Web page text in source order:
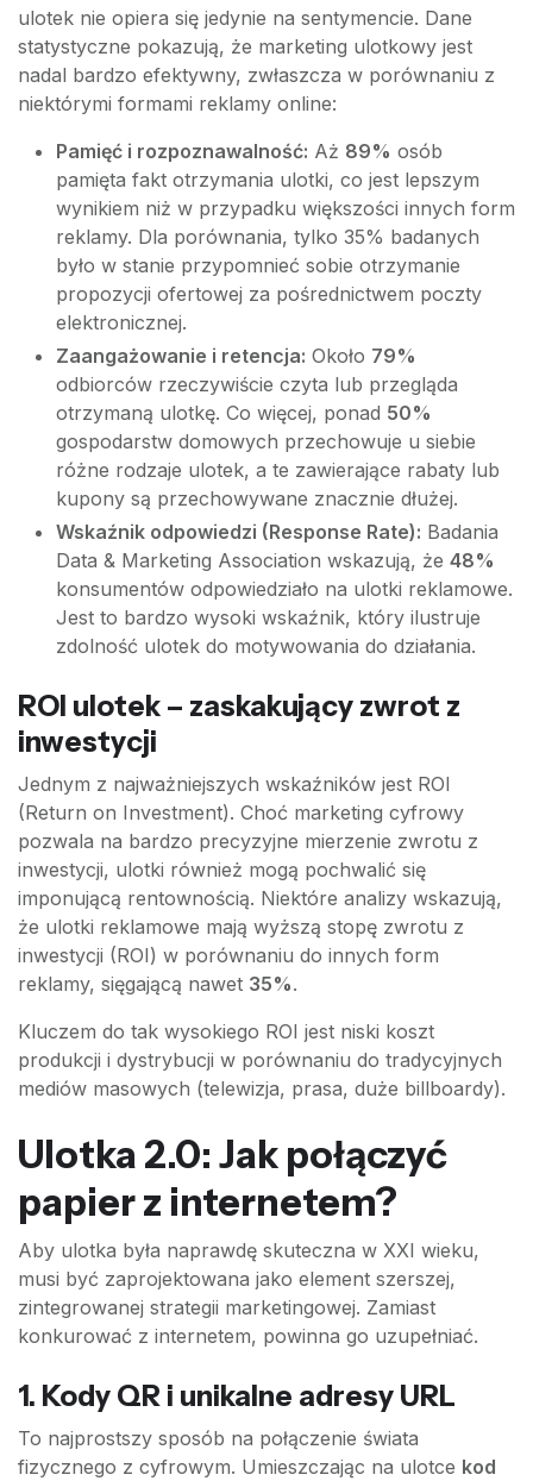
ulotek nie opiera się jedynie na sentymencie. Dane
statystyczne pokazują, że marketing ulotkowy jest
nadal bardzo efektywny, zwłaszcza w porównaniu z
niektórymi formami reklamy online:
Pamięć i rozpoznawalność: Aż 89% osób
pamięta fakt otrzymania ulotki, co jest lepszym
wynikiem niż w przypadku większości innych form
reklamy. Dla porównania, tylko 35% badanych
było w stanie przypomnieć sobie otrzymanie
propozycji ofertowej za pośrednictwem poczty
elektronicznej.
Zaangażowanie i retencja: Około 79%
odbiorców rzeczywiście czyta lub przegląda
otrzymaną ulotkę. Co więcej, ponad 50%
gospodarstw domowych przechowuje u siebie
różne rodzaje ulotek, a te zawierające rabaty lub
kupony są przechowywane znacznie dłużej.
Wskaźnik odpowiedzi (Response Rate): Badania
Data & Marketing Association wskazują, że 48%
konsumentów odpowiedziało na ulotki reklamowe.
Jest to bardzo wysoki wskaźnik, który ilustruje
zdolność ulotek do motywowania do działania.
ROI ulotek – zaskakujący zwrot z
inwestycji
Jednym z najważniejszych wskaźników jest ROI
(Return on Investment). Choć marketing cyfrowy
pozwala na bardzo precyzyjne mierzenie zwrotu z
inwestycji, ulotki również mogą pochwalić się
imponującą rentownością. Niektóre analizy wskazują,
że ulotki reklamowe mają wyższą stopę zwrotu z
inwestycji (ROI) w porównaniu do innych form
reklamy, sięgającą nawet 35%.
Kluczem do tak wysokiego ROI jest niski koszt
produkcji i dystrybucji w porównaniu do tradycyjnych
mediów masowych (telewizja, prasa, duże billboardy).
Ulotka 2.0: Jak połączyć
papier z internetem?
Aby ulotka była naprawdę skuteczna w XXI wieku,
musi być zaprojektowana jako element szerszej,
zintegrowanej strategii marketingowej. Zamiast
konkurować z internetem, powinna go uzupełniać.
1. Kody QR i unikalne adresy URL
To najprostszy sposób na połączenie świata
fizycznego z cyfrowym. Umieszczając na ulotce kod